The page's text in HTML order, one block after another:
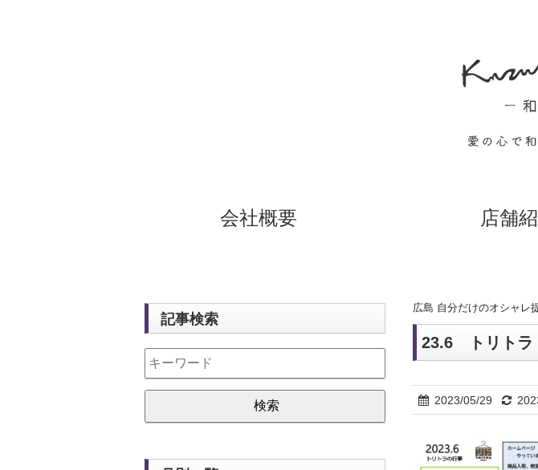
会社概要 店舗
広島 自分だけのオシャレ
23.6 トリトラ
2023/05/29
記事検索